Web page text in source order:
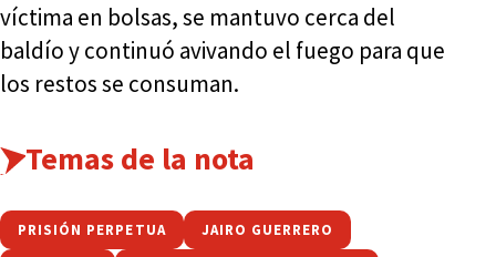
víctima en bolsas, se mantuvo cerca del
baldío y continuó avivando el fuego para que
los restos se consuman.
Temas de la nota
PRISIÓN PERPETUA JAIRO GUERRERO